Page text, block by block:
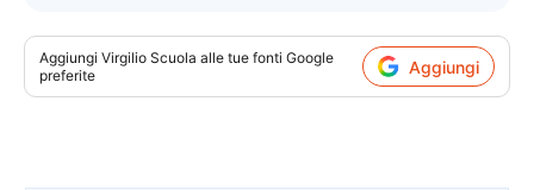
Aggiungi Virgilio Scuola alle tue fonti Google
preferite
Aggiungi